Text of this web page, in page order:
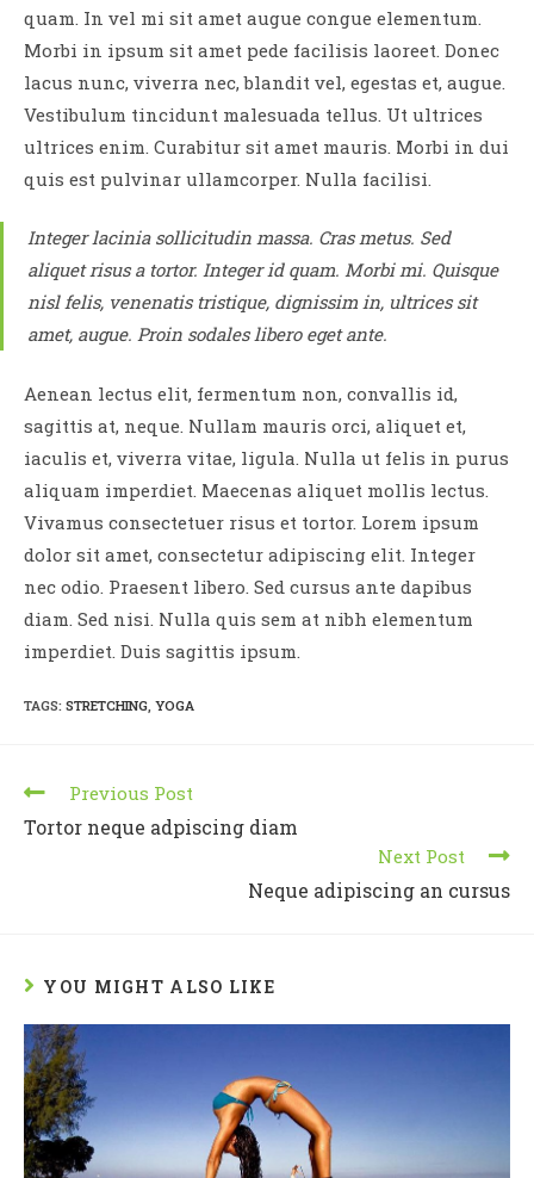
quam. In vel mi sit amet augue congue elementum.
Morbi in ipsum sit amet pede facilisis laoreet. Donec
lacus nunc, viverra nec, blandit vel, egestas et, augue.
Vestibulum tincidunt malesuada tellus. Ut ultrices
ultrices enim. Curabitur sit amet mauris. Morbi in dui
quis est pulvinar ullamcorper. Nulla facilisi.
Integer lacinia sollicitudin massa. Cras metus. Sed
aliquet risus a tortor. Integer id quam. Morbi mi. Quisque
nisl felis, venenatis tristique, dignissim in, ultrices sit
amet, augue. Proin sodales libero eget ante.
Aenean lectus elit, fermentum non, convallis id,
sagittis at, neque. Nullam mauris orci, aliquet et,
iaculis et, viverra vitae, ligula. Nulla ut felis in purus
aliquam imperdiet. Maecenas aliquet mollis lectus.
Vivamus consectetuer risus et tortor. Lorem ipsum
dolor sit amet, consectetur adipiscing elit. Integer
nec odio. Praesent libero. Sed cursus ante dapibus
diam. Sed nisi. Nulla quis sem at nibh elementum
imperdiet. Duis sagittis ipsum.
TAGS: STRETCHING, YOGA
Previous Post
Tortor neque adpiscing diam
Next Post
Neque adipiscing an cursus
YOU MIGHT ALSO LIKE